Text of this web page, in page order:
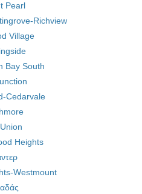
Pearl
Richview
Village
Bay South
Cedarvale
Heights
Westmount